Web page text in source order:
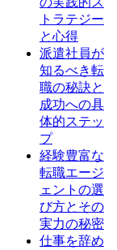
トラテジー
と心得
派遣社員が
知るべき転
職の秘訣と
成功への具
体的ステッ
プ
経験豊富な
転職エージ
ェントの選
び方とその
実力の秘密
仕事を辞め